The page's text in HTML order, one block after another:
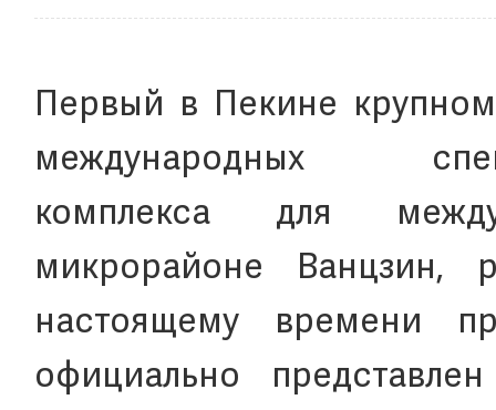
Первый в Пекине
международных
комплекса для
микрорайоне
настоящему времени
официально